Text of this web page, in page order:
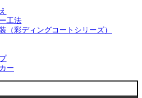
工法
（彩ディングコートシリーズ）
ー